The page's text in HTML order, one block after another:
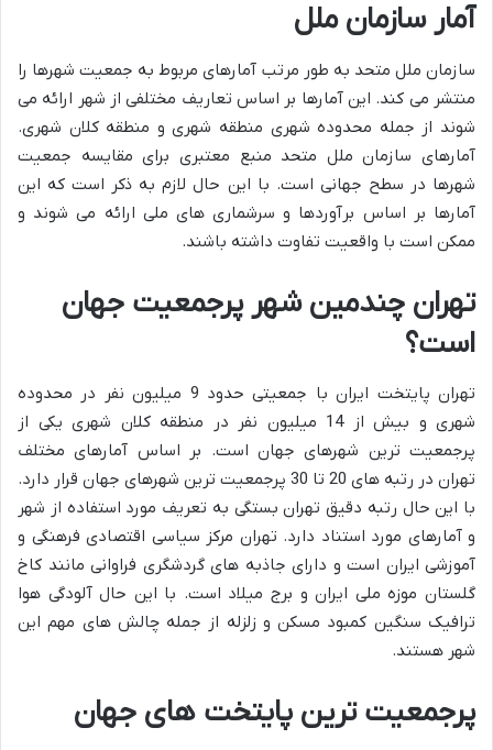
آمار سازمان ملل
سازمان ملل متحد به طور مرتب آمارهای مربوط به جمعیت شهرها را
منتشر می کند. این آمارها بر اساس تعاریف مختلفی از شهر ارائه می
شوند از جمله محدوده شهری منطقه شهری و منطقه کلان شهری.
آمارهای سازمان ملل متحد منبع معتبری برای مقایسه جمعیت
شهرها در سطح جهانی است. با این حال لازم به ذکر است که این
آمارها بر اساس برآوردها و سرشماری های ملی ارائه می شوند و
ممکن است با واقعیت تفاوت داشته باشند.
تهران چندمین شهر پرجمعیت جهان
است؟
تهران پایتخت ایران با جمعیتی حدود 9 میلیون نفر در محدوده
شهری و بیش از 14 میلیون نفر در منطقه کلان شهری یکی از
پرجمعیت ترین شهرهای جهان است. بر اساس آمارهای مختلف
تهران در رتبه های 20 تا 30 پرجمعیت ترین شهرهای جهان قرار دارد.
با این حال رتبه دقیق تهران بستگی به تعریف مورد استفاده از شهر
و آمارهای مورد استناد دارد. تهران مرکز سیاسی اقتصادی فرهنگی و
آموزشی ایران است و دارای جاذبه های گردشگری فراوانی مانند کاخ
گلستان موزه ملی ایران و برج میلاد است. با این حال آلودگی هوا
ترافیک سنگین کمبود مسکن و زلزله از جمله چالش های مهم این
شهر هستند.
پرجمعیت ترین پایتخت های جهان